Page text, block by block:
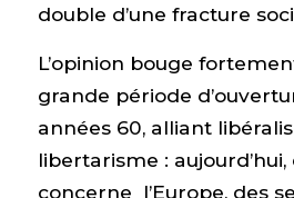
double d’une fracture
L’opinion bouge
grande période
années 60, alliant
libertarisme : aujourd’hui,
concerne l’Europe, des